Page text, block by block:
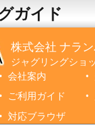
ガイド
株式会社 ナラ
ジャグリングショ
会社案内
ご利用ガイド
対応ブラウザ